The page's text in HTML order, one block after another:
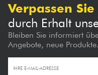
Verpassen
durch Erhalt
Bleiben Sie informiert
Angebote, neue